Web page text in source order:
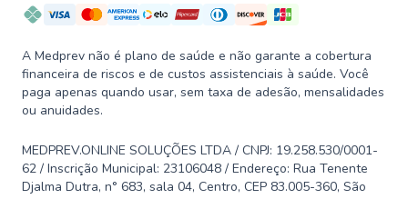
A Medprev não é plano de saúde e não garante a cobertura
financeira de riscos e de custos assistenciais à saúde. Você
paga apenas quando usar, sem taxa de adesão, mensalidades
ou anuidades.
MEDPREV.ONLINE SOLUÇÕES LTDA / CNPJ: 19.258.530/0001-
62 / Inscrição Municipal: 23106048 / Endereço: Rua Tenente
Djalma Dutra, n° 683, sala 04, Centro, CEP 83.005-360, São